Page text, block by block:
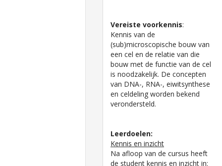
Vereiste voorkennis:
Kennis van de
(sub)microscopische bouw van
een cel en de relatie van die
bouw met de functie van de cel
is noodzakelijk. De concepten
van DNA-, RNA-, eiwitsynthese
en celdeling worden bekend
verondersteld.
Leerdoelen:
Kennis en inzicht
Na afloop van de cursus heeft
de student kennis en inzicht in: